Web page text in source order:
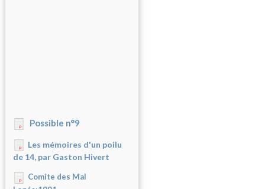
Possible n°9
Les mémoires d'un poilu
de 14, par Gaston Hivert
Comite des Mal